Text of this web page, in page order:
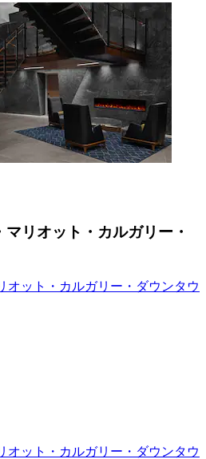
リオット・カルガリー・
オット・カルガリー・ダウンタウ
オット・カルガリー・ダウンタウ